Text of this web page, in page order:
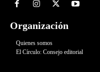
Organización
Quienes somos
El Círculo: Consejo editorial